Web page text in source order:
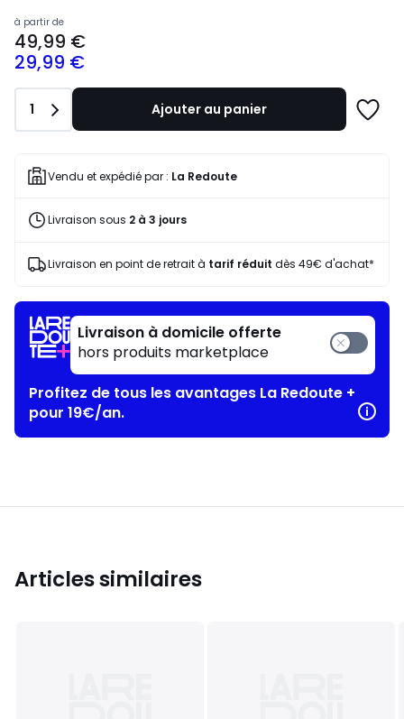
Prix
à
partir
souscrivez
notre
programme
payer
place
€.
à partir de
29,99 €
49,99 €
Quantité
1 Ajouter au panier
Vendu et expédié par : La Redoute
Livraison sous 2 à 3 jours
Livraison en point de retrait à tarif réduit dès 49€ d'achat*
Livraison à domicile offerte
hors produits marketplace
Profitez de tous les avantages La Redoute +
pour 19€/an.
Articles similaires